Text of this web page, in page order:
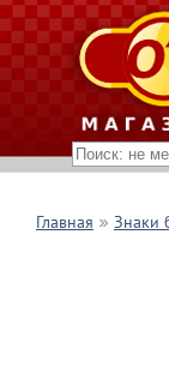
Главная Знаки